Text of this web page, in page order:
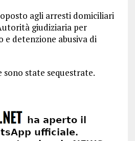
agli arresti domiciliari
giudiziaria per
e detenzione abusiva di
sono state sequestrate.